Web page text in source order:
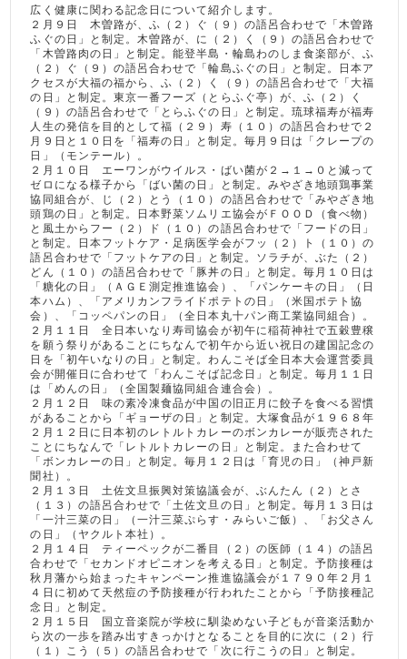
広く健康に関わる記念日について紹介します。
２月９日 木曽路が、ふ（２）ぐ（９）の語呂合わせで「木曽路
ふぐの日」と制定。木曽路が、に（２）く（９）の語呂合わせで
「木曽路肉の日」と制定。能登半島・輪島わのしま食楽部が、ふ
（２）ぐ（９）の語呂合わせで「輪島ふぐの日」と制定。日本ア
クセスが大福の福から、ふ（２）く（９）の語呂合わせで「大福
の日」と制定。東京一番フーズ（とらふぐ亭）が、ふ（２）く
（９）の語呂合わせで「とらふぐの日」と制定。琉球福寿が福寿
人生の発信を目的として福（２９）寿（１０）の語呂合わせで２
月９日と１０日を「福寿の日」と制定。毎月９日は「クレープの
日」（モンテール）。
２月１０日 エーワンがウイルス・ばい菌が２→１→０と減って
ゼロになる様子から「ばい菌の日」と制定。みやざき地頭鶏事業
協同組合が、じ（２）とう（１０）の語呂合わせで「みやざき地
頭鶏の日」と制定。日本野菜ソムリエ協会がＦＯＯＤ（食べ物）
と風土からフー（２）ド（１０）の語呂合わせで「フードの日」
と制定。日本フットケア・足病医学会がフッ（２）ト（１０）の
語呂合わせで「フットケアの日」と制定。ソラチが、ぶた（２）
どん（１０）の語呂合わせで「豚丼の日」と制定。毎月１０日は
「糖化の日」（ＡＧＥ測定推進協会）、「パンケーキの日」（日
本ハム）、「アメリカンフライドポテトの日」（米国ポテト協
会）、「コッペパンの日」（全日本丸十パン商工業協同組合）。
２月１１日 全日本いなり寿司協会が初午に稲荷神社で五穀豊穣
を願う祭りがあることにちなんで初午から近い祝日の建国記念の
日を「初午いなりの日」と制定。わんこそば全日本大会運営委員
会が開催日に合わせて「わんこそば記念日」と制定。毎月１１日
は「めんの日」（全国製麺協同組合連合会）。
２月１２日 味の素冷凍食品が中国の旧正月に餃子を食べる習慣
があることから「ギョーザの日」と制定。大塚食品が１９６８年
２月１２日に日本初のレトルトカレーのボンカレーが販売された
ことにちなんで「レトルトカレーの日」と制定。また合わせて
「ボンカレーの日」と制定。毎月１２日は「育児の日」（神戸新
聞社）。
２月１３日 土佐文旦振興対策協議会が、ぶんたん（２）とさ
（１３）の語呂合わせで「土佐文旦の日」と制定。毎月１３日は
「一汁三菜の日」（一汁三菜ぷらす・みらいご飯）、「お父さん
の日」（ヤクルト本社）。
２月１４日 ティーペックが二番目（２）の医師（１４）の語呂
合わせで「セカンドオピニオンを考える日」と制定。予防接種は
秋月藩から始まったキャンペーン推進協議会が１７９０年２月１
４日に初めて天然痘の予防接種が行われたことから「予防接種記
念日」と制定。
２月１５日 国立音楽院が学校に馴染めない子どもが音楽活動か
ら次の一歩を踏み出すきっかけとなることを目的に次に（２）行
（１）こう（５）の語呂合わせで「次に行こうの日」と制定。